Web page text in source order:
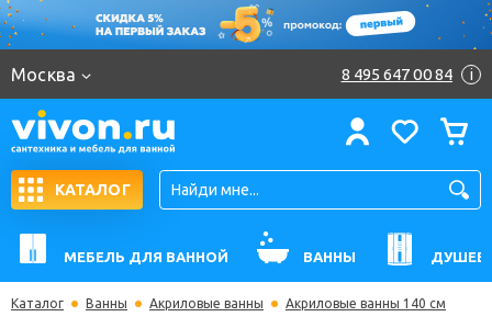
Москва 8 495 647 00 84 i
КАТАЛОГ
МЕБЕЛЬ ДЛЯ ВАННОЙ ВАННЫ
Каталог Ванны Акриловые ванны Акриловые ванны 140 см